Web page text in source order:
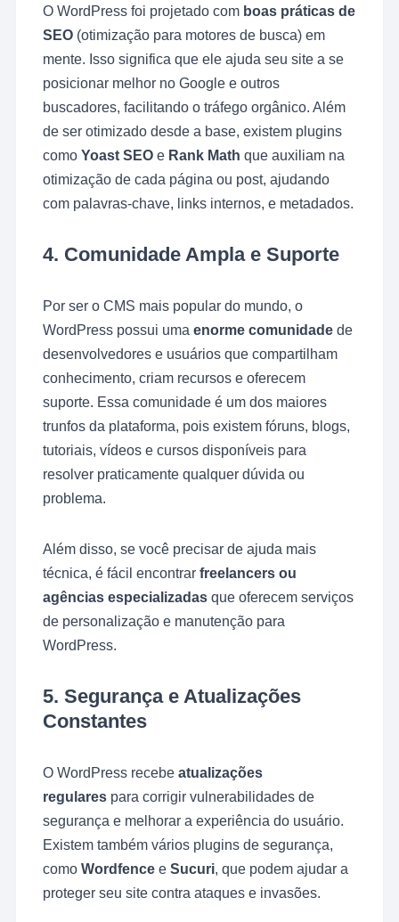
O WordPress foi projetado com boas práticas de
SEO (otimização para motores de busca) em
mente. Isso significa que ele ajuda seu site a se
posicionar melhor no Google e outros
buscadores, facilitando o tráfego orgânico. Além
de ser otimizado desde a base, existem plugins
comoYoast SEO e Rank Math que auxiliam na
otimização de cada página ou post, ajudando
com palavras-chave, links internos, e metadados.
4. Comunidade Ampla e Suporte
Por ser o CMS mais popular do mundo, o
WordPress possui umaenorme comunidade de
desenvolvedores e usuários que compartilham
conhecimento, criam recursos e oferecem
suporte. Essa comunidade é um dos maiores
trunfos da plataforma, pois existem fóruns, blogs,
tutoriais, vídeos e cursos disponíveis para
resolver praticamente qualquer dúvida ou
problema.
Além disso, se você precisar de ajuda mais
técnica, é fácil encontrarfreelancers ou
agências especializadas que oferecem serviços
de personalização e manutenção para
WordPress.
5.Segurança e Atualizações
Constantes
O WordPress recebeatualizações
regulares para corrigir vulnerabilidades de
segurança e melhorar a experiência do usuário.
Existem também vários plugins de segurança,
comoWordfence eSucuri, que podem ajudar a
proteger seu site contra ataques e invasões.